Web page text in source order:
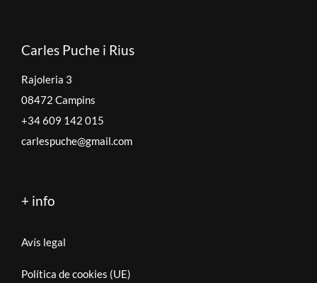
Carles Puche i Rius
Rajoleria 3
08472 Campins
+34 609 142 015
carlespuche@gmail.com
+ info
Avís legal
Política de cookies (UE)